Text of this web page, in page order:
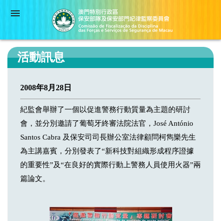
活動訊息
2008年8月28日
紀監會舉辦了一個以促進警務行動質量為主題的研討
會，並分別邀請了葡萄牙終審法院法官，José António
Santos Cabra 及保安司司長辦公室法律顧問柯雋樂先生
為主講嘉賓，分別發表了“新科技對組織形成程序證據
的重要性”及“在良好的實際行動上警務人員使用火器”兩
篇論文。